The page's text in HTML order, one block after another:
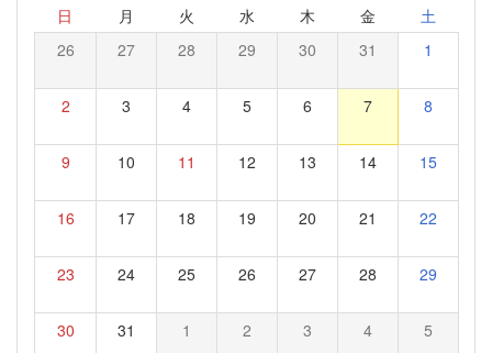
日 月 火 水 木 金 土
26 27 28 29 30 31 1
2 3 4 5 6 7 8
9 10 11 12 13 14 15
16 17 18 19 20 21 22
23 24 25 26 27 28 29
30 31 1 2 3 4 5